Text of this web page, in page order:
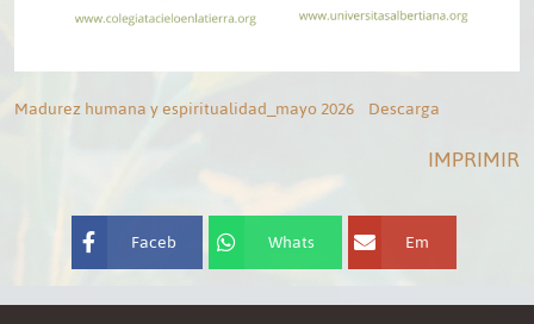
Madurez humana y espiritualidad_mayo 2026 Descarga
IMPRIMIR
Faceb
Whats
Em